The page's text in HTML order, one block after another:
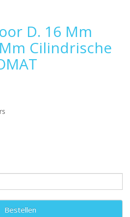
D. 16 Mm
Cilindrische
Bestellen